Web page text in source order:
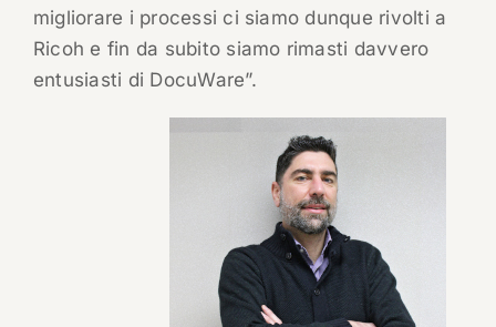
migliorare i processi ci siamo dunque rivolti a
Ricoh e fin da subito siamo rimasti davvero
entusiasti di DocuWare”.